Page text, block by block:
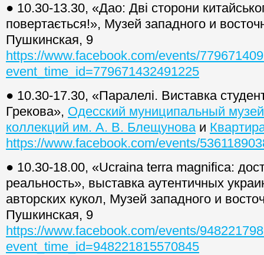
● 10.30-13.30, «Дао: Дві сторони
повертається!», Музей западного и
Пушкинская, 9
https://www.facebook.com/events/
event_time_id=779671432491225
● 10.30-17.30, «Паралелі. Виставка
Грекова», Одесский муниципальный
коллекций им. А. В. Блещуноваи
https://www.facebook.com/events/
● 10.30-18.00, «Ucraina terra magnifica:
реальность», выставка аутентичных
авторских кукол, Музей западного и
Пушкинская, 9
https://www.facebook.com/events/
event_time_id=948221815570845